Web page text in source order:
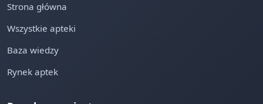
Strona główna
Wszystkie apteki
Baza wiedzy
Rynek aptek